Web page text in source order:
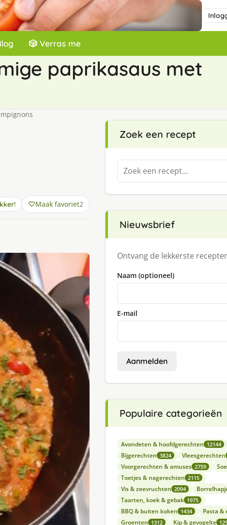
🎲 Verras me
paprikasaus met
Maak favoriet2
Zoek een recept
Zoeken
naar:
Nieuwsbrief
Ontvang de lekkerste
Naam (optioneel)
E-mail
Aanmelden
Populaire categorieën
Avondeten & hoofdgerechten 12144
Bijgerechten 3824 Vleesgerechten
Voorgerechten & amuses 2759
Toetjes & nagerechten 2115
Vis & zeevruchten 2094
Taarten, koek & gebak 1975
BBQ & buiten koken 1434 Pasta &
Groenten 1312 Kip & gevogelte